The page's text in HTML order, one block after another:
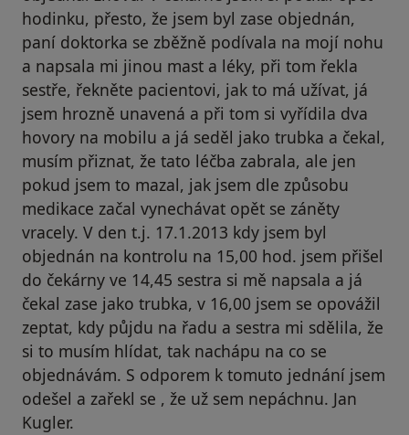
hodinku, přesto, že jsem byl zase objednán,
paní doktorka se zběžně podívala na mojí nohu
a napsala mi jinou mast a léky, při tom řekla
sestře, řekněte pacientovi, jak to má užívat, já
jsem hrozně unavená a při tom si vyřídila dva
hovory na mobilu a já seděl jako trubka a čekal,
musím přiznat, že tato léčba zabrala, ale jen
pokud jsem to mazal, jak jsem dle způsobu
medikace začal vynechávat opět se záněty
vracely. V den t.j. 17.1.2013 kdy jsem byl
objednán na kontrolu na 15,00 hod. jsem přišel
do čekárny ve 14,45 sestra si mě napsala a já
čekal zase jako trubka, v 16,00 jsem se opovážil
zeptat, kdy půjdu na řadu a sestra mi sdělila, že
si to musím hlídat, tak nachápu na co se
objednávám. S odporem k tomuto jednání jsem
odešel a zařekl se , že už sem nepáchnu. Jan
Kugler.